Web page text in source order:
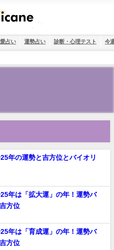
占い 運勢占い 診断・心理テスト 今
年の運勢と吉方位とバイオリ
年は「拡大運」の年！運勢バ
方位
年は「育成運」の年！運勢バ
方位